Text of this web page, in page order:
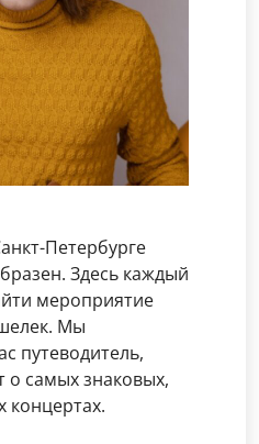
Петербурге
Здесь каждый
мероприятие
Мы
путеводитель,
о самых знаковых,
концертах.